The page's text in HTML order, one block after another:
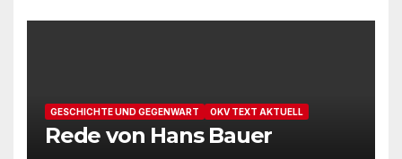
GESCHICHTE UND GEGENWART OKV TEXT AKTUELL
Rede von Hans Bauer